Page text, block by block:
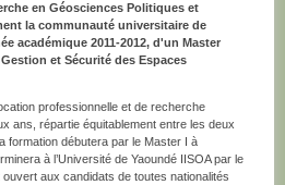
en Géosciences Politiques et
la communauté universitaire de
académique 2011-2012, d'un Master
et Sécurité des Espaces
professionnelle et de recherche
ans, répartie équitablement entre les deux
formation débutera par le Master I à
à l’Université de Yaoundé IISOA par le
aux candidats de toutes nationalités